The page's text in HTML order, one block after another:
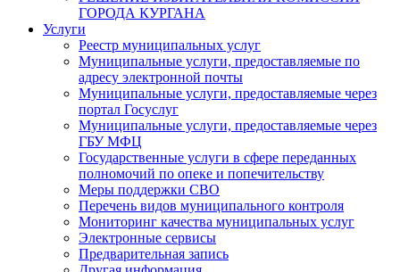
ГОРОДА КУРГАНА
Услуги
Реестр муниципальных услуг
Муниципальные услуги, предоставляемые по
адресу электронной почты
Муниципальные услуги, предоставляемые через
портал Госуслуг
Муниципальные услуги, предоставляемые через
ГБУ МФЦ
Государственные услуги в сфере переданных
полномочий по опеке и попечительству
Меры поддержки СВО
Перечень видов муниципального контроля
Мониторинг качества муниципальных услуг
Электронные сервисы
Предварительная запись